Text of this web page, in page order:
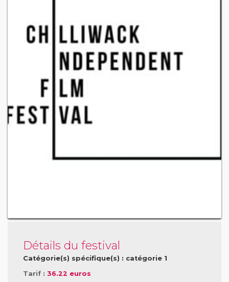
Détails du festival
Catégorie(s) spécifique(s) : catégorie 1
Tarif : 36.22 euros